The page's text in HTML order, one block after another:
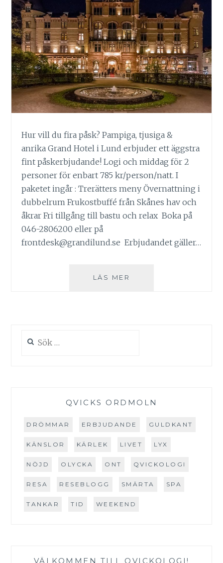
Hur vill du fira påsk? Pampiga, tjusiga &
anrika Grand Hotel i Lund erbjuder ett äggstra
fint påskerbjudande! Logi och middag för 2
personer för enbart 785 kr/person/natt. I
paketet ingår : Trerätters meny Övernattning i
dubbelrum Frukostbuffé från Skånes hav och
åkrar Fri tillgång till bastu och relax Boka på
046-2806200 eller på
frontdesk@grandilund.se Erbjudandet gäller…
LÄS MER
efter:
QVICKS ORDMOLN
DRÖMMAR ERBJUDANDE GULDKANT
KÄNSLOR KÄRLEK LIVET LYX
NÖJD OLYCKA ONT QVICKOLOGI
RESA RESEBLOGG SMÄRTA SPA
TANKAR TID WEEKEND
VÄLKOMMEN TILL QVICKOLOGI!